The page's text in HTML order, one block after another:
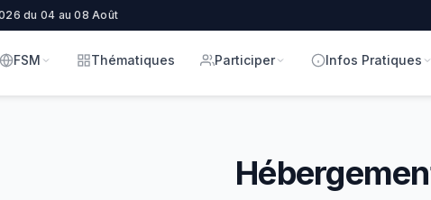
du 04 au 08 Août
FSM Thématiques Participer Infos Pratiques